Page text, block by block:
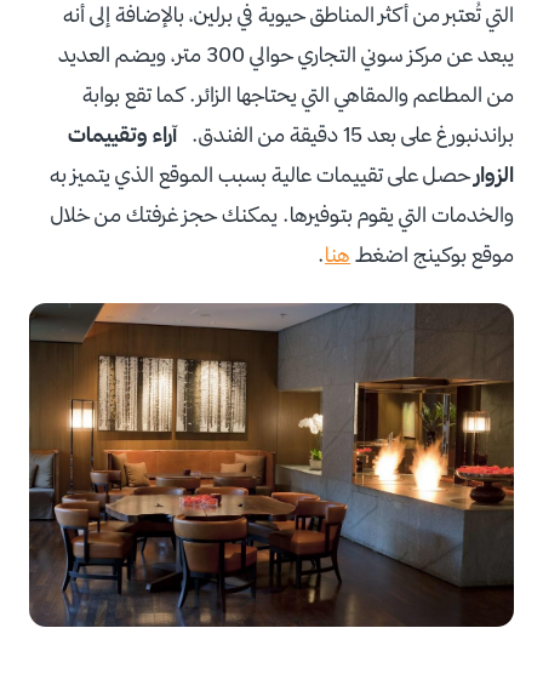
التي تُعتبر من أكثر المناطق حيوية في برلين، بالإضافة إلى أنه
يبعد عن مركز سوني التجاري حوالي 300 متر، ويضم العديد
من المطاعم والمقاهي التي يحتاجها الزائر. كما تقع بوابة
براندنبورغ على بعد 15 دقيقة من الفندق.
آراء وتقييمات
الزوار حصل على تقييمات عالية بسبب الموقع الذي يتميز به
والخدمات التي يقوم بتوفيرها. يمكنك حجز غرفتك من خلال
موقع بوكينج اضغط هنا.